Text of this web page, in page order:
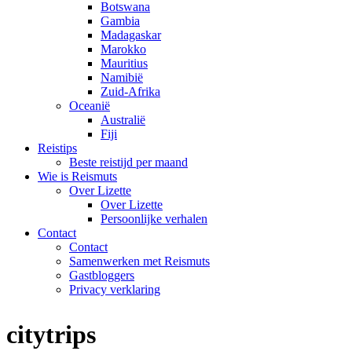
Botswana
Gambia
Madagaskar
Marokko
Mauritius
Namibië
Zuid-Afrika
Oceanië
Australië
Fiji
Reistips
Beste reistijd per maand
Wie is Reismuts
Over Lizette
Over Lizette
Persoonlijke verhalen
Contact
Contact
Samenwerken met Reismuts
Gastbloggers
Privacy verklaring
citytrips